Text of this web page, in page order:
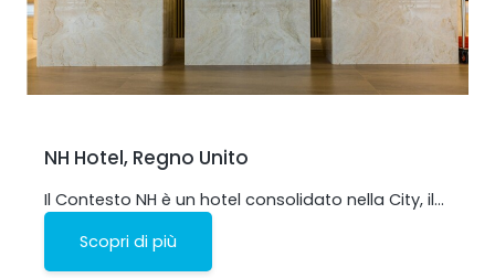
NH Hotel, Regno Unito
Il Contesto NH è un hotel consolidato nella City, il…
Scopri di più